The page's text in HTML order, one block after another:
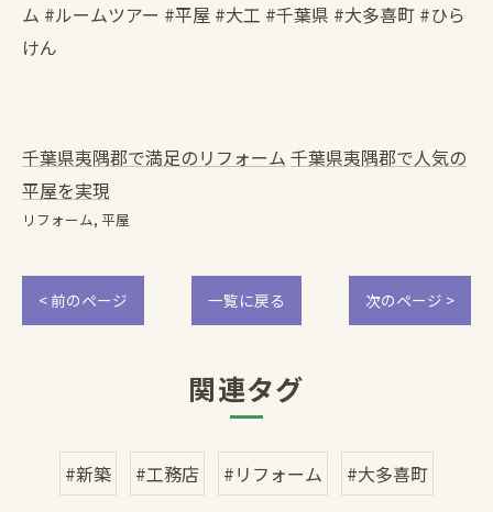
ム #ルームツアー #平屋 #大工 #千葉県 #大多喜町 #ひら
けん
千葉県夷隅郡で満足のリフォーム 千葉県夷隅郡で人気の
平屋を実現
リフォーム 平屋
< 前のページ 一覧に戻る 次のページ >
関連タグ
#新築 #工務店 #リフォーム #大多喜町